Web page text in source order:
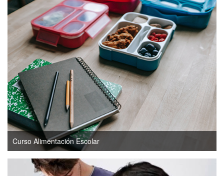
Curso Alimentación Escolar